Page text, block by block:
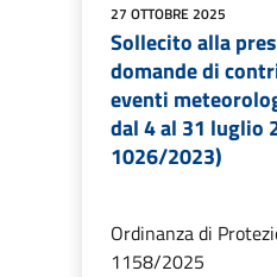
27 OTTOBRE 2025
Sollecito alla
domande di
eventi
dal 4 al 31 luglio
1026/2023)
Ordinanza di
1158/2025